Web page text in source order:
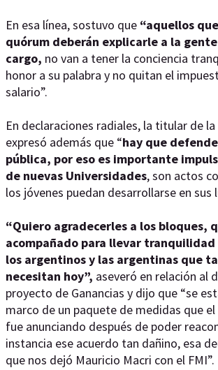
En esa línea, sostuvo que “aquellos
quórum deberán explicarle a la
cargo, no van a tener la conciencia
honor a su palabra y no quitan el
salario”.
En declaraciones radiales, la titular de la
expresó además que “hay que
pública, por eso es importante
de nuevas Universidades, son actos
los jóvenes puedan desarrollarse en sus
“Quiero agradecerles a los bloques,
acompañado para llevar
los argentinos y las argentinas que
necesitan hoy”, aseveró en relación al
proyecto de Ganancias y dijo que “se
marco de un paquete de medidas que
fue anunciando después de poder
instancia ese acuerdo tan dañino, esa
que nos dejó Mauricio Macri con el FMI”.